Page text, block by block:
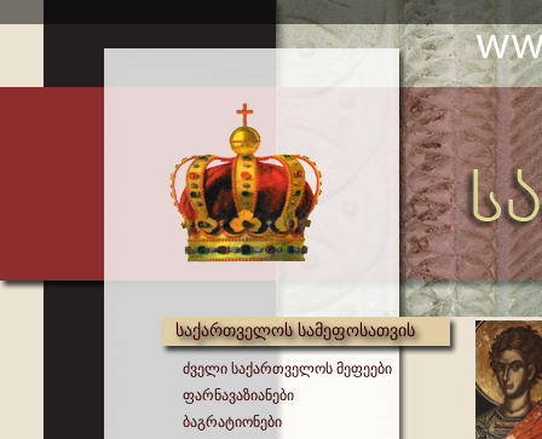
საქართველოს სამეფოსათვის
ძველი საქართველოს მეფეები
ფარნავაზიანები
ბაგრატიონები